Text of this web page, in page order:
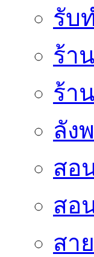
รับ
ร้า
ร้า
ลัง
สอ
สอ
สา